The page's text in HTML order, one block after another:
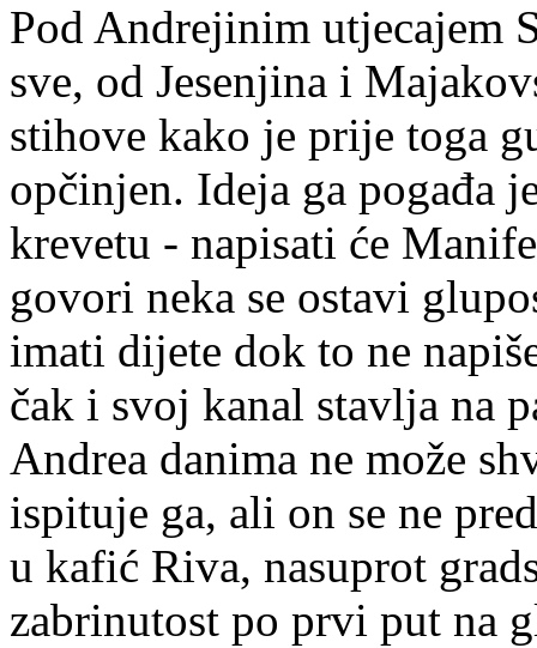
Pod Andrejinim utjecajem
sve, od Jesenjina i
stihove kako je prije toga
opčinjen. Ideja ga pogađa
krevetu - napisati će
govori neka se ostavi
imati dijete dok to ne
čak i svoj kanal stavlja na
Andrea danima ne može
ispituje ga, ali on se ne
u kafić Riva, nasuprot
zabrinutost po prvi put na